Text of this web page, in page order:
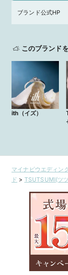
ブランド公式HP
このブランド
ith（イズ）
マイナビウエディン
ド > TSUTSUMI(ツツ